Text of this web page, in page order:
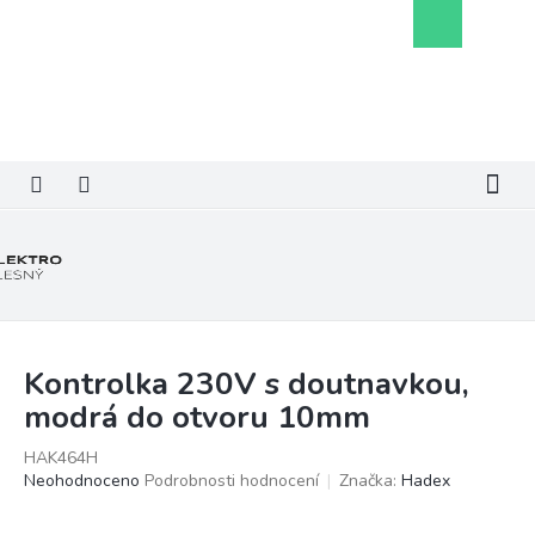
košík
Kontrolka 230V s doutnavkou,
modrá do otvoru 10mm
HAK464H
Průměrné
Neohodnoceno Podrobnosti hodnocení Značka: Hadex